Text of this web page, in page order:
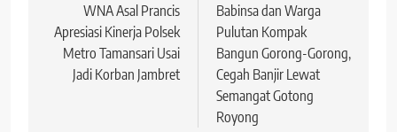
WNA Asal Prancis
Apresiasi Kinerja Polsek
Metro Tamansari Usai
Jadi Korban Jambret
Babinsa dan Warga
Pulutan Kompak
Bangun Gorong-Gorong,
Cegah Banjir Lewat
Semangat Gotong
Royong